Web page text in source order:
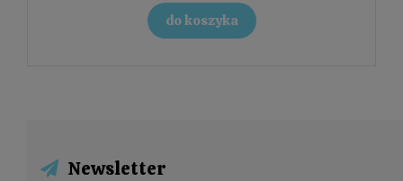
do koszyka
Newsletter